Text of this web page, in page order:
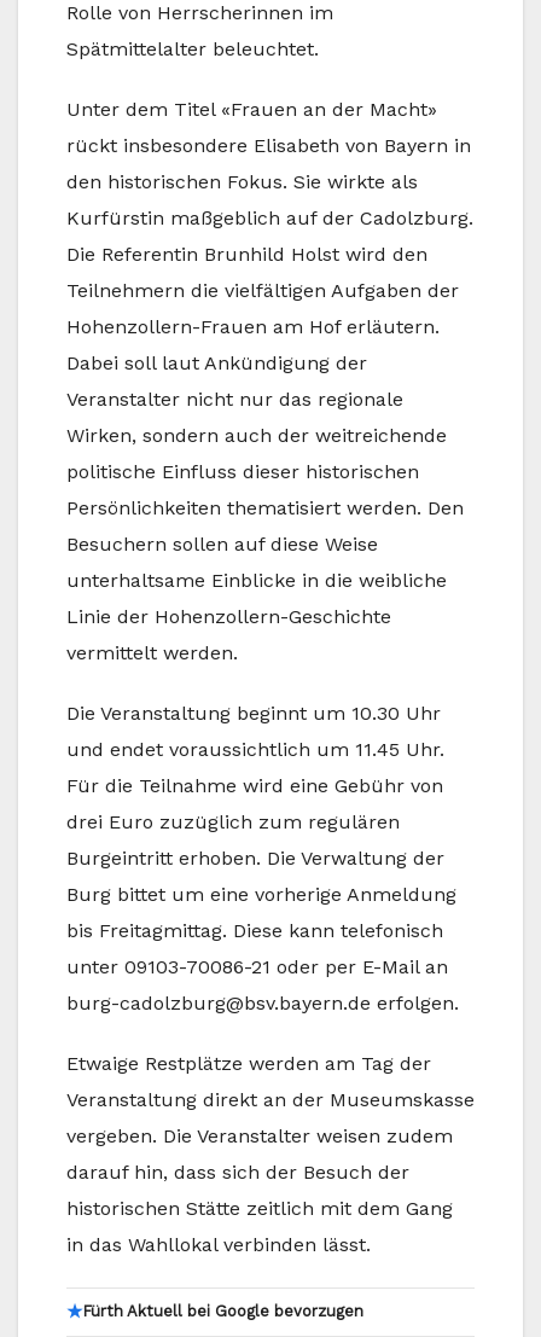
Rolle von Herrscherinnen im
Spätmittelalter beleuchtet.
Unter dem Titel «Frauen an der Macht»
rückt insbesondere Elisabeth von Bayern in
den historischen Fokus. Sie wirkte als
Kurfürstin maßgeblich auf der Cadolzburg.
Die Referentin Brunhild Holst wird den
Teilnehmern die vielfältigen Aufgaben der
Hohenzollern-Frauen am Hof erläutern.
Dabei soll laut Ankündigung der
Veranstalter nicht nur das regionale
Wirken, sondern auch der weitreichende
politische Einfluss dieser historischen
Persönlichkeiten thematisiert werden. Den
Besuchern sollen auf diese Weise
unterhaltsame Einblicke in die weibliche
Linie der Hohenzollern-Geschichte
vermittelt werden.
Die Veranstaltung beginnt um 10.30 Uhr
und endet voraussichtlich um 11.45 Uhr.
Für die Teilnahme wird eine Gebühr von
drei Euro zuzüglich zum regulären
Burgeintritt erhoben. Die Verwaltung der
Burg bittet um eine vorherige Anmeldung
bis Freitagmittag. Diese kann telefonisch
unter 09103-70086-21 oder per E-Mail an
burg-cadolzburg@bsv.bayern.de erfolgen.
Etwaige Restplätze werden am Tag der
Veranstaltung direkt an der Museumskasse
vergeben. Die Veranstalter weisen zudem
darauf hin, dass sich der Besuch der
historischen Stätte zeitlich mit dem Gang
in das Wahllokal verbinden lässt.
★Fürth Aktuell bei Google bevorzugen